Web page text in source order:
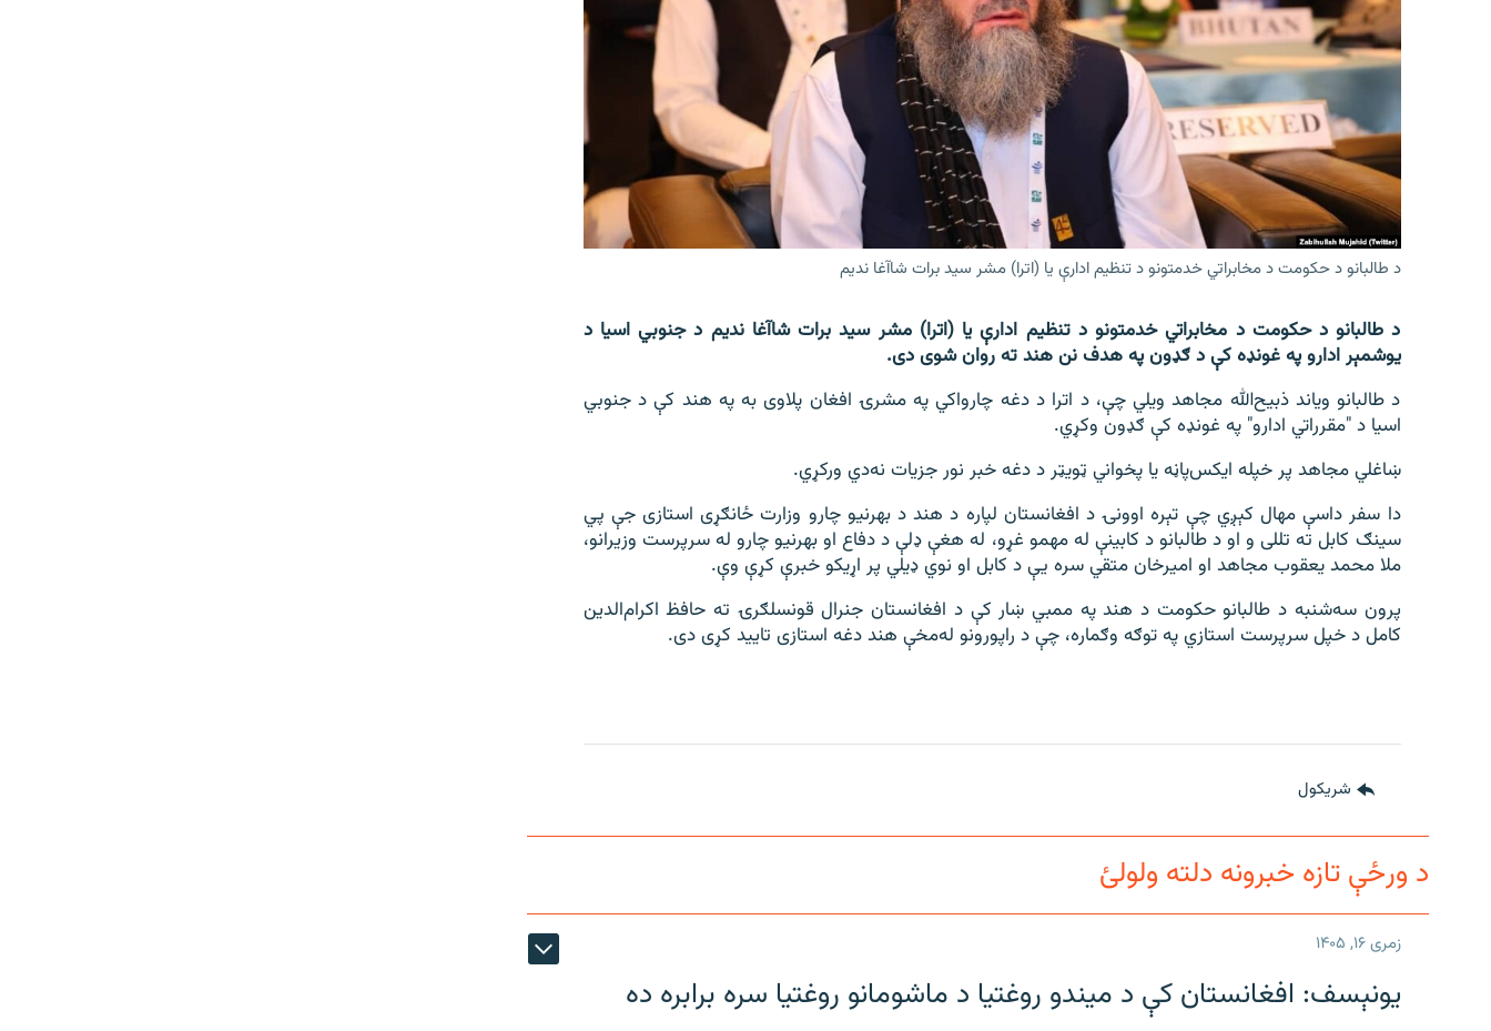
د طالبانو د حکومت د مخابراتي خدمتونو د تنظیم ادارې یا (اترا) مشر سید برات شاآغا ندیم
د طالبانو د حکومت د مخابراتي خدمتونو د تنظیم ادارې یا (اترا) مشر سید برات شاآغا ندیم د جنوبي اسیا د
یوشمېر ادارو په غونډه کې د ګډون په هدف نن هند ته روان شوی دی.
د طالبانو ویاند ذبیح‌الله مجاهد ویلي چې، د اترا د دغه چارواکي په مشرۍ افغان پلاوی به په هند کې د جنوبي
اسیا د "مقرراتي ادارو" په غونډه کې ګډون وکړي.
ښاغلي مجاهد پر خپله ایکس‌‌پاڼه یا پخواني ټویټر د دغه خبر نور جزیات نه‌دي ورکړي.
دا سفر داسې مهال کېږي چې تېره اوونۍ د افغانستان لپاره د هند د بهرنیو چارو وزارت ځانګړی استازی جې پي
سینګ کابل ته تللی و او د طالبانو د کابینې له مهمو غړو، له هغې ډلې د دفاع او بهرنیو چارو له سرپرست وزیرانو،
ملا محمد یعقوب مجاهد او امیرخان متقي سره یې د کابل او نوي ډیلي پر اړیکو خبرې کړې وې.
پرون سه‌‌شنبه د طالبانو حکومت د هند په ممبي ښار کې د افغانستان جنرال قونسلګرۍ ته حافظ اکرام‌‌‌الدین
کامل د خپل سرپرست استازي په توګه وګماره، چې د راپورونو له‌‌مخې هند دغه استازی تایید کړی دی.
شريکول
د ورځې تازه خبرونه دلته ولولئ
زمری ۱۶, ۱۴۰۵
یونېسف: افغانستان کې د میندو روغتیا د ماشومانو روغتیا سره برابره ده